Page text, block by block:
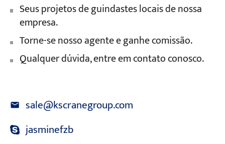
Seus projetos de guindastes locais de nossa
empresa.
Torne-se nosso agente e ganhe comissão.
Qualquer dúvida, entre em contato conosco.
sale@kscranegroup.com
jasminefzb